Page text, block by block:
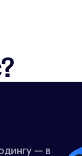
— в